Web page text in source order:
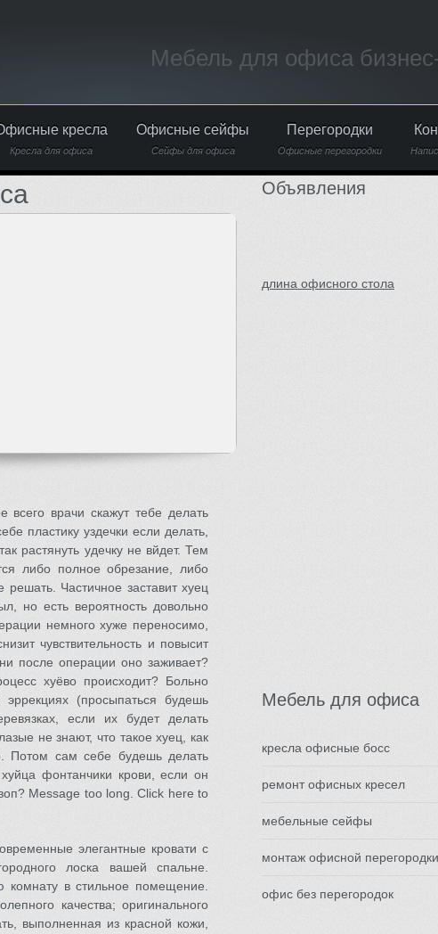
Мебель для офиса
кресла
Кресла для офиса
Офисные сейфы
Сейфы для офиса
Перегородки
Офисные перегородки
врачи скажут тебе делать
пластику уздечки если делать,
растянуть удечку не вйдет. Тем
либо полное обрезание, либо
Частичное заставит хуец
но есть вероятность довольно
немного хуже переносимо,
чувствительность и повысит
после операции оно заживает?
хуёво происходит? Больно
(просыпаться будешь
если их будет делать
не знают, что такое хуец, как
Потом сам себе будешь делать
фонтанчики крови, если он
Message too long. Click here to
элегантные кровати с
лоска вашей спальне.
комнату в стильное помещение.
качества; оригинального
выполненная из красной кожи,
Объявления
длина офисного стола
Мебель для офиса
кресла офисные босс
ремонт офисных кресел
мебельные сейфы
монтаж офисной перегородки
офис без перегородок